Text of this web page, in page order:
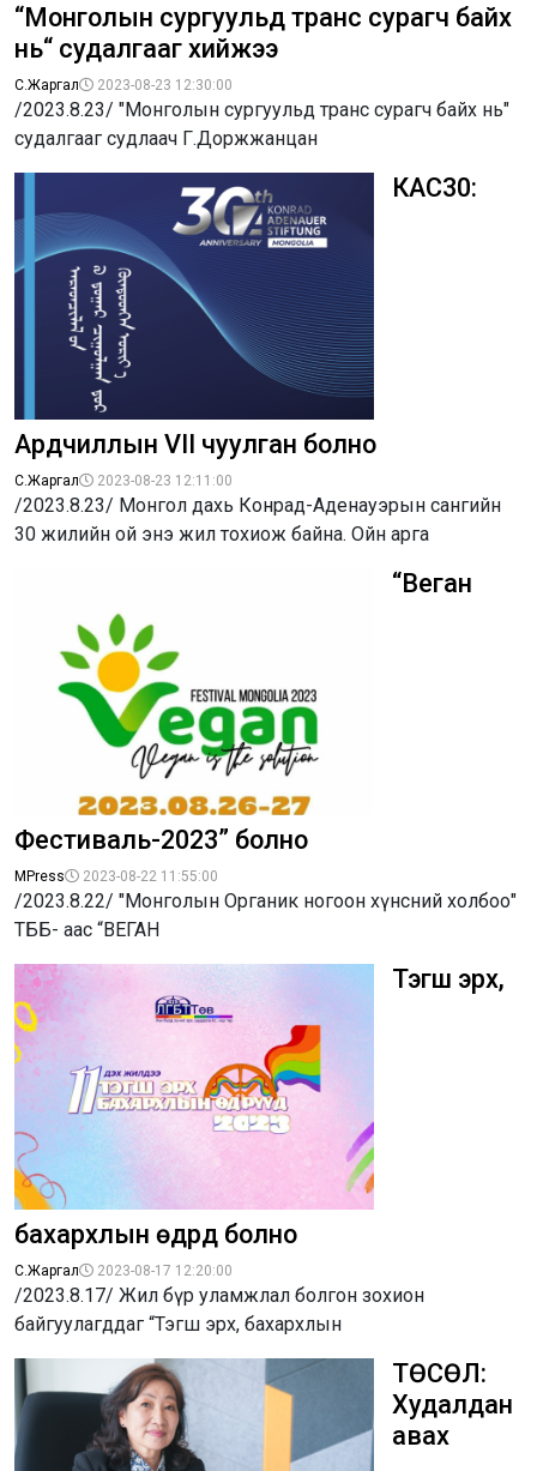
“Монголын сургуульд транс сурагч байх
нь“ судалгааг хийжээ
С.Жаргал 2023-08-23 12:30:00
/2023.8.23/ "Монголын сургуульд транс сурагч байх нь"
судалгааг судлаач Г.Доржжанцан
КАС30:
Ардчиллын VII чуулган болно
С.Жаргал 2023-08-23 12:11:00
/2023.8.23/ Монгол дахь Конрад-Аденауэрын сангийн
30 жилийн ой энэ жил тохиож байна. Ойн арга
“Веган
Фестиваль-2023” болно
MPress 2023-08-22 11:55:00
/2023.8.22/ "Монголын Органик ногоон хүнсний холбоо"
ТББ- аас “ВЕГАН
Тэгш эрх,
бахархлын өдрүүд болно
С.Жаргал 2023-08-17 12:20:00
/2023.8.17/ Жил бүр уламжлал болгон зохион
байгуулагддаг “Тэгш эрх, бахархлын
ТӨСӨЛ:
Худалдан
авах